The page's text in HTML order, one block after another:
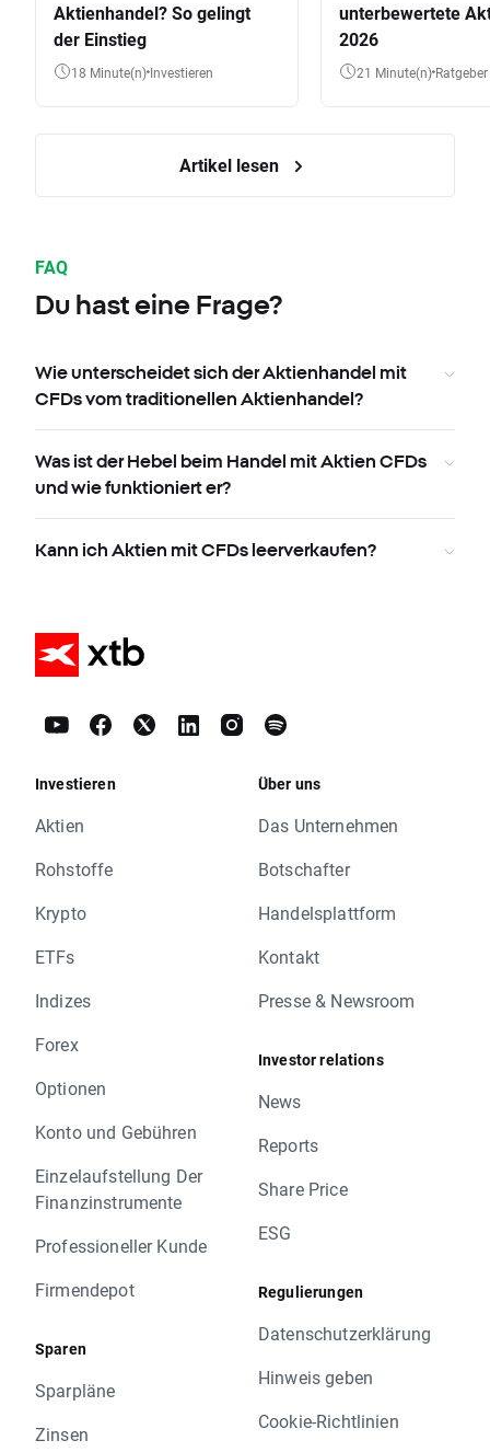
Aktienhandel? So gelingt
der Einstieg
18 Minute(n) Investieren
unterbewertete
2026
21 Minute(n) Ratgeber
Artikel lesen
FAQ
Du hast eine Frage?
Wie unterscheidet sich der Aktienhandel mit
CFDs vom traditionellen Aktienhandel?
Was ist der Hebel beim Handel mit Aktien CFDs
und wie funktioniert er?
Kann ich Aktien mit CFDs leerverkaufen?
Investieren
Aktien
Rohstoffe
Krypto
ETFs
Indizes
Forex
Optionen
Konto und Gebühren
Einzelaufstellung Der
Finanzinstrumente
Professioneller Kunde
Firmendepot
Sparen
Sparpläne
Zinsen
Über uns
Das Unternehmen
Botschafter
Handelsplattform
Kontakt
Presse & Newsroom
Investor relations
News
Reports
Share Price
ESG
Regulierungen
Datenschutzerklärung
Hinweis geben
Cookie-Richtlinien